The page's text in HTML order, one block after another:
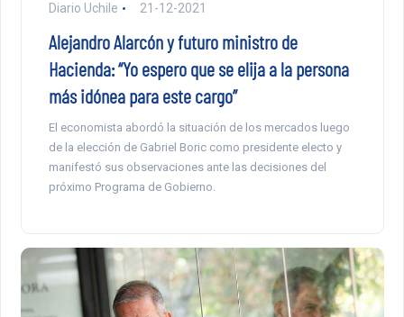
Diario Uchile 21-12-2021
Alejandro Alarcón y futuro ministro de
Hacienda: “Yo espero que se elija a la persona
más idónea para este cargo”
El economista abordó la situación de los mercados luego
de la elección de Gabriel Boric como presidente electo y
manifestó sus observaciones ante las decisiones del
próximo Programa de Gobierno.